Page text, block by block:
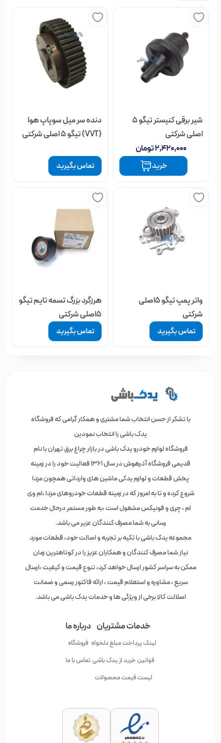
شیر برقی کنیستر تیگو 5
اصلی شرکتی
۲,۴۲۰,۰۰۰تومان
خرید
دنده سر میل سوپاپ هوا
(VVT) تیگو 5 اصلی شرکتی
تماس بگیرید
واتر پمپ تیگو 5اصلی
شرکتی
تماس بگیرید
هرزگرد بزرگ تسمه تایم تیگو
5اصلی شرکتی
تماس بگیرید
با تشکر از حسن انتخاب شما مشتری و همکار گرامی که فروشگاه
یدک باشی را انتخاب نمودین
فروشگاه لوازم خودرو یدک باشی در بازار چراغ برق تهران با نام
قدیمی فروشگاه آذرهوش در سال 1361 فعالیت خود را در زمینه
پخش قطعات و لوازم یدکی ماشین های وارداتی همچون مزدا
شروع کرده و تا به امروز که در زمینه قطعات خودروهای مزدا ،ام وی
ام ، چری و فونیکس مشغول است ،به طور مستمر درحال خدمت
رسانی به شما مصرف کنندگان عزیر می باشد.
مجموعه یدک باشی با تکیه بر تجربه و اصالت خود، قطعات مورد
نیاز شما مصرف کنندگان و همکاران عزیز را در کوتاهترین زمان
ممکن به سراسر کشور ارسال خواهد کرد، تنوع قیمت و کیفیت ،ارسال
سریع ، مشاوره و استعلام قیمت ، ارائه فاکتور رسمی و ضمانت
اصلالت کالا برخی از ویژگی ها و خدمات یدک باشی می باشد.
خدمات مشتریان
لینک پرداخت مبلغ دلخواه
قوانین خرید از یدک باشی
لیست قیمت محصولات
درباره ما
فروشگاه
تماس با ما